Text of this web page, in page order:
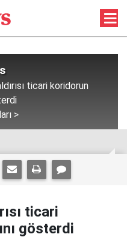
ticari koridorun
>
ticari
gösterdi